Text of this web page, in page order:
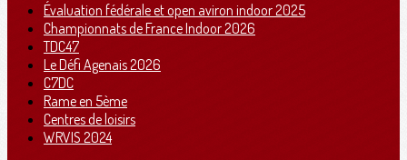
Évaluation fédérale et open aviron indoor 2025
Championnats de France Indoor 2026
TDC47
Le Défi Agenais 2026
C7DC
Rame en 5ème
Centres de loisirs
WRVIS 2024